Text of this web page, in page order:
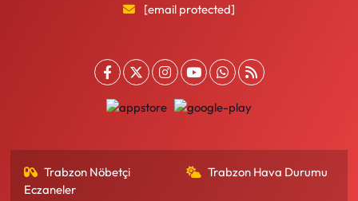
[email protected]
Trabzon Nöbetçi
Eczaneler
Trabzon Hava Durumu